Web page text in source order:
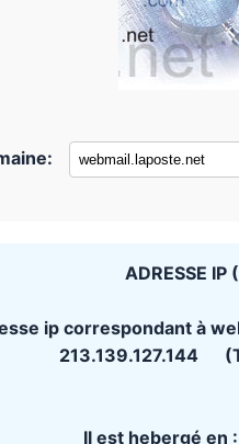
ADRESSE IP
ip correspondant à
213.139.127.144
Il est hebergé en